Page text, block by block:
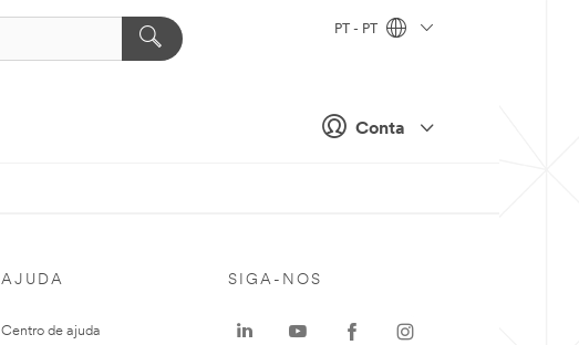
Conta
PT - PT
AJUDA
Centro de ajuda
SIGA-NOS